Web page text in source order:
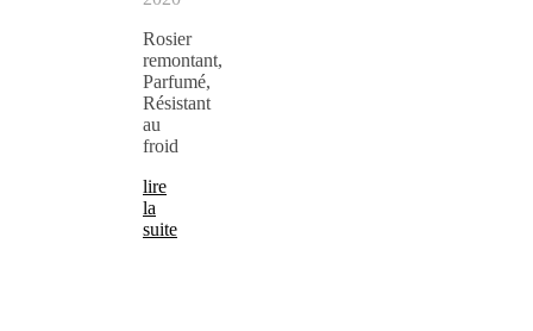
Rosier
remontant,
Parfumé,
Résistant
au
froid
lire
la
suite